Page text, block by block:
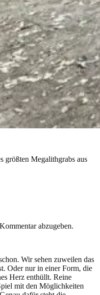
größten Megalithgrabs aus
abzugeben.
Wir sehen zuweilen das
Oder nur in einer Form, die
Herz enthüllt. Reine
mit den Möglichkeiten